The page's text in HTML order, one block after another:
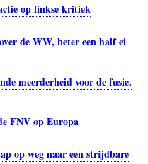
op linkse kritiek
de WW, beter een half ei
meerderheid voor de fusie,
FNV op Europa
op weg naar een strijdbare